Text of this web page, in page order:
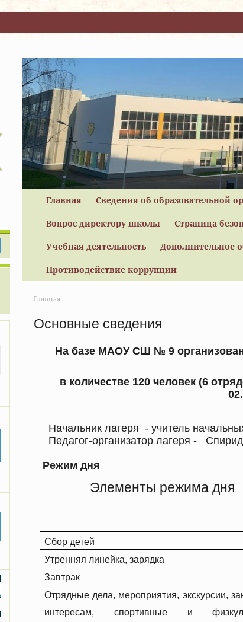
Главная Сведения об образовательной
Вопрос директору школы Страница
Учебная деятельность Дополнительное
Противодействие коррупции
Главная
Основные сведения
На базе МАОУ СШ № 9 организован
в количестве 120 человек (6
Начальник лагеря - учитель
Педагог-организатор лагеря -
Режим дня
Элементы режима дня
Сбор детей
Утренняя линейка, зарядка
Завтрак
Отрядные дела, мероприятия, экскурсии,
интересам, спортивные и